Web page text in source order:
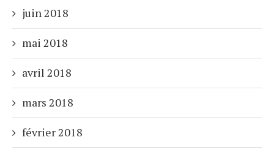
juin 2018
mai 2018
avril 2018
mars 2018
février 2018